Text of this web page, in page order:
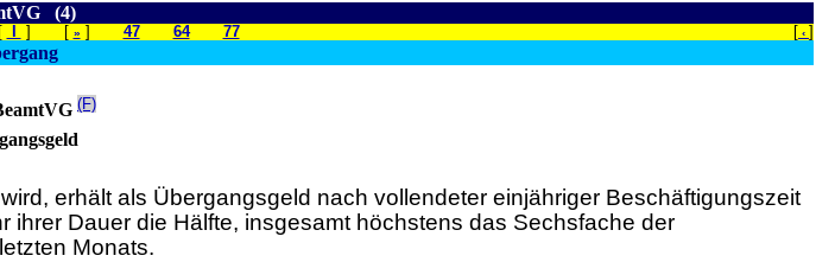
(4)
] [ » ] 47 64 77 [ ‹ ]
(F)
erhält als Übergangsgeld nach vollendeter einjähriger Beschäftigungszeit
Dauer die Hälfte, insgesamt höchstens das Sechsfache der
Monats.